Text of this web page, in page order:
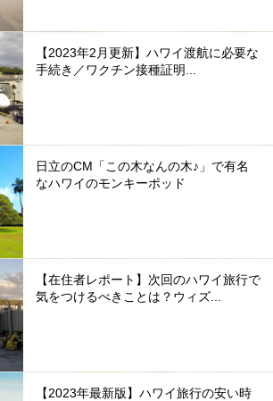
【2023年2月更新】ハワイ渡航に必要な
手続き／ワクチン接種証明...
日立のCM「この木なんの木♪」で有名
なハワイのモンキーポッド
【在住者レポート】次回のハワイ旅行で
気をつけるべきことは？ウィズ...
【2023年最新版】ハワイ旅行の安い時